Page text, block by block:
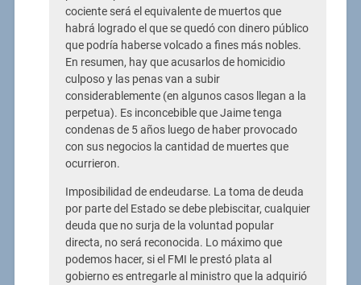
cociente será el equivalente de muertos que
habrá logrado el que se quedó con dinero público
que podría haberse volcado a fines más nobles.
En resumen, hay que acusarlos de homicidio
culposo y las penas van a subir
considerablemente (en algunos casos llegan a la
perpetua). Es inconcebible que Jaime tenga
condenas de 5 años luego de haber provocado
con sus negocios la cantidad de muertes que
ocurrieron.
Imposibilidad de endeudarse. La toma de deuda
por parte del Estado se debe plebiscitar, cualquier
deuda que no surja de la voluntad popular
directa, no será reconocida. Lo máximo que
podemos hacer, si el FMI le prestó plata al
gobierno es entregarle al ministro que la adquirió